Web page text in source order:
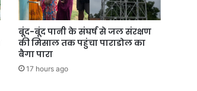
बूंद-बूंद पानी के संघर्ष से जल संरक्षण
की मिसाल तक पहुंचा पाराडोल का
बैगा पारा
17 hours ago